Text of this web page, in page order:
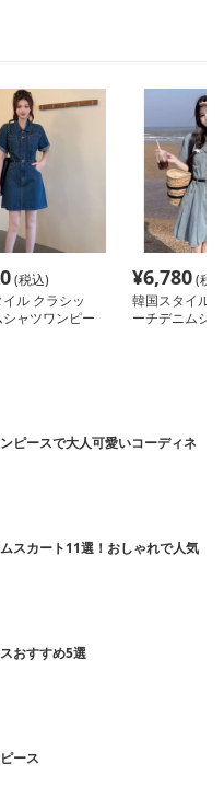
(税込)
ル クラシッ
ャツワンピー
¥6,780(税
韓国スタイル
ーチデニムシ
ピースで大人可愛いコーディネ
スカート11選！おしゃれで人気
おすすめ5選
ース